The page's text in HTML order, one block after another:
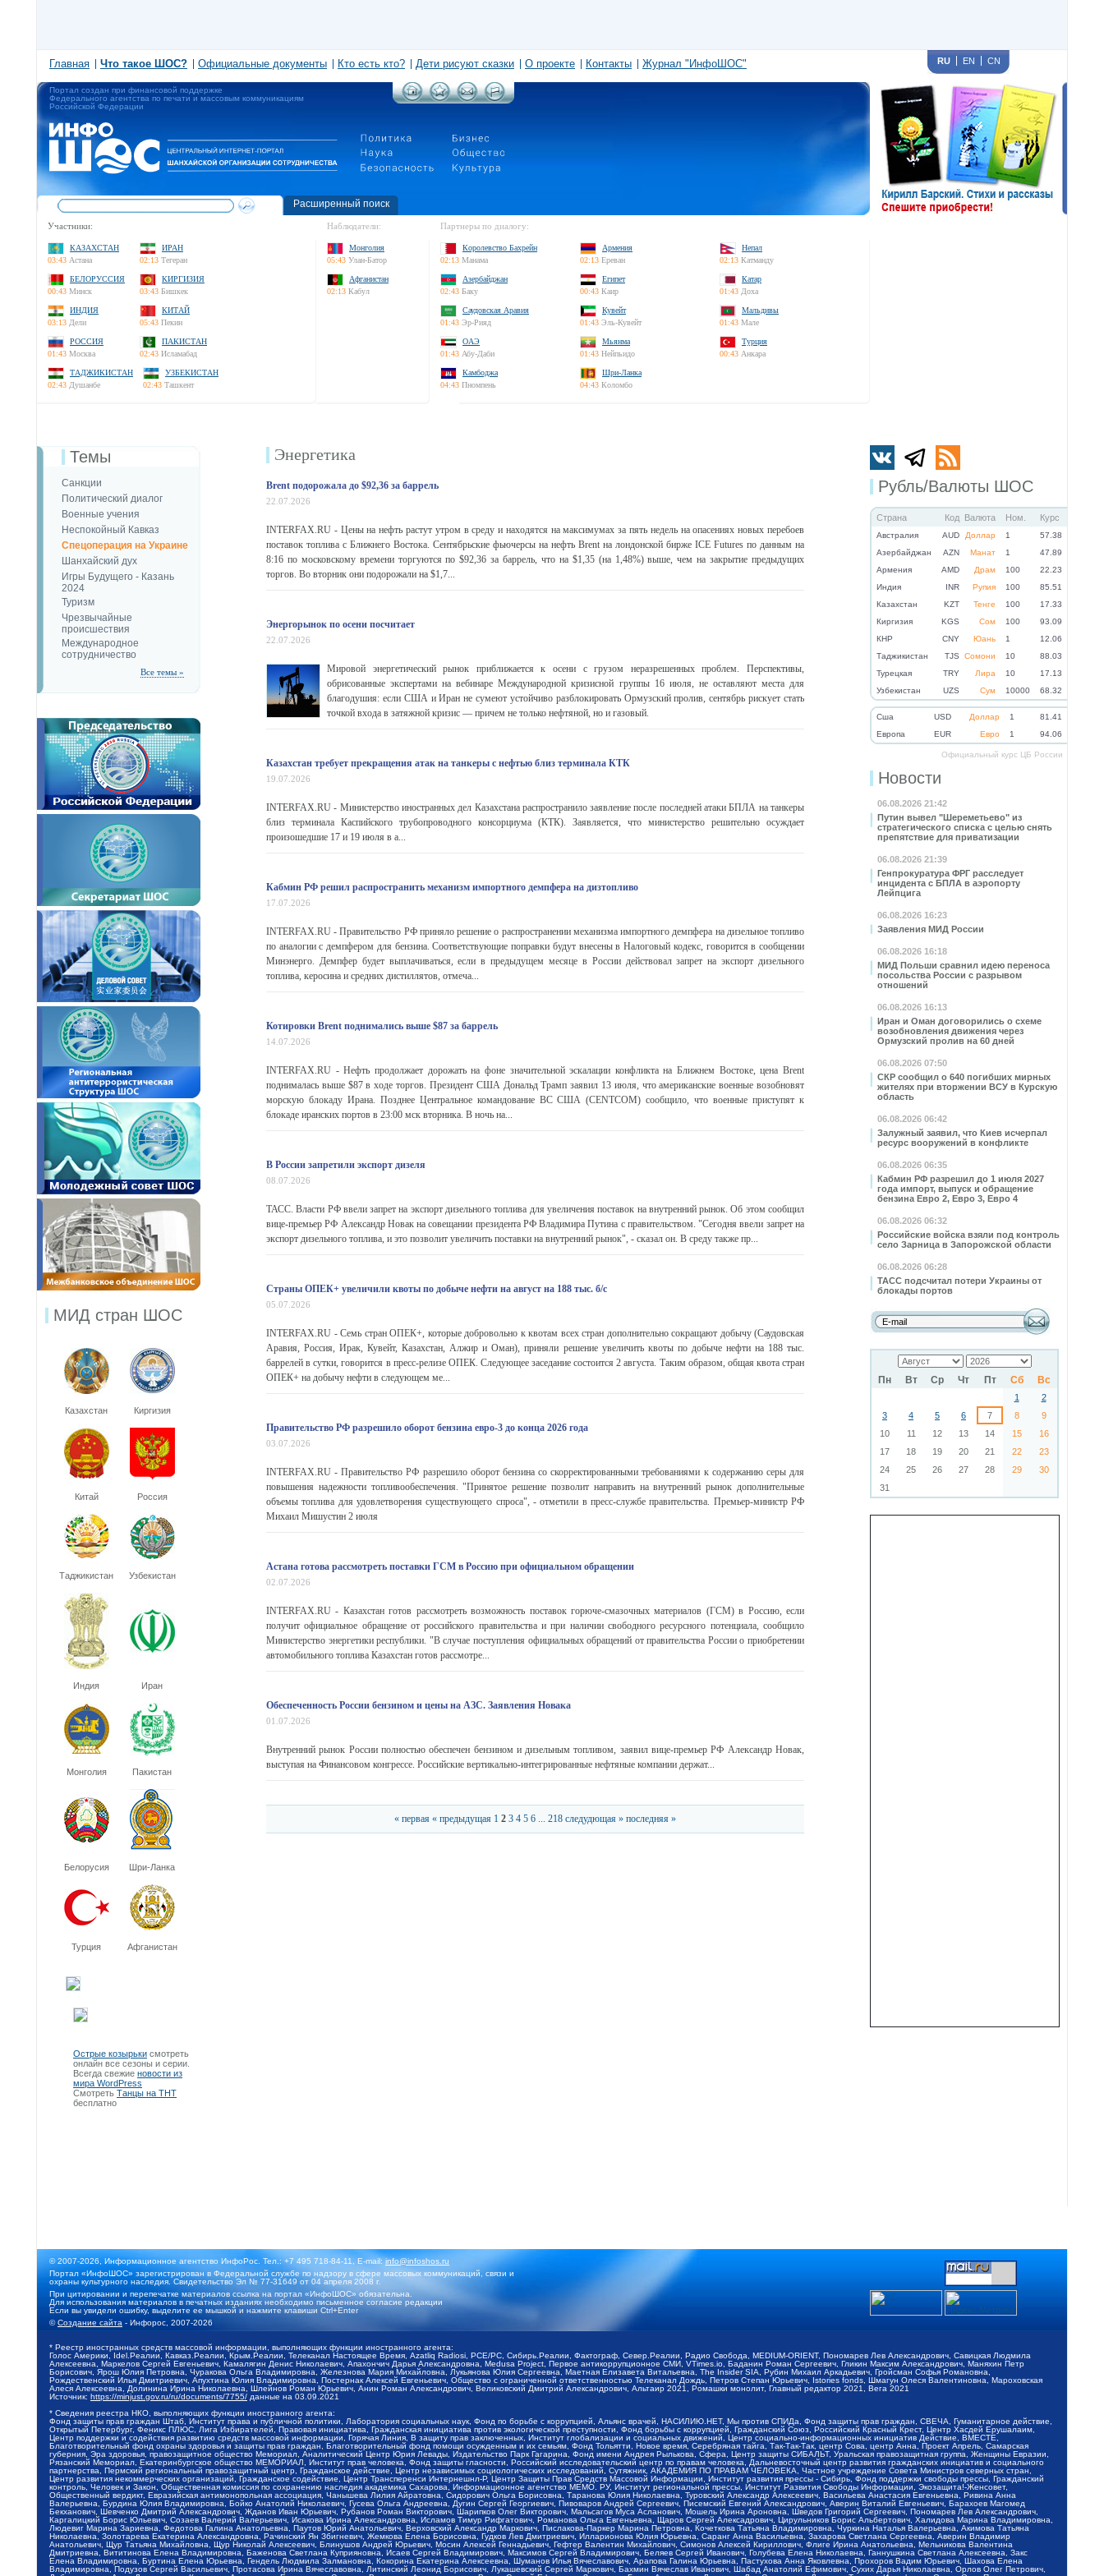
Главная Что такое ШОС? Официальные документы Кто есть кто? Дети рисуют сказки О проекте Контакты Журнал "ИнфоШОС" RU EN CN
Портал создан при финансовой поддержке
Федерального агентства по печати и массовым коммуникациям
Российской Федерации
Расширенный поиск
Участники:
КАЗАХСТАН
03:43 Астана
ИРАН
02:13 Тегеран
БЕЛОРУССИЯ
00:43 Минск
КИРГИЗИЯ
03:43 Бишкек
ИНДИЯ
03:13 Дели
КИТАЙ
05:43 Пекин
РОССИЯ
01:43 Москва
ПАКИСТАН
02:43 Исламабад
ТАДЖИКИСТАН
02:43 Душанбе
УЗБЕКИСТАН
02:43 Ташкент
Наблюдатели:
Монголия
05:43 Улан-Батор
Афганистан
02:13 Кабул
Партнеры по диалогу:
Королевство Бахрейн
02:13 Манама
Армения
02:13 Ереван
Непал
02:13 Катманду
Азербайджан
02:43 Баку
Египет
00:43 Каир
Катар
01:43 Доха
Саудовская Аравия
01:43 Эр-Рияд
Кувейт
01:43 Эль-Кувейт
Мальдивы
01:43 Мале
ОАЭ
01:43 Абу-Даби
Мьянма
01:43 Нейпьидо
Турция
00:43 Анкара
Камбоджа
04:43 Пномпень
Шри-Ланка
04:43 Коломбо
Рубль/Валюты ШОС
Страна Код Валюта Ном. Курс
Австралия AUD Доллар 1
57.38
Азербайджан
AZN Манат 1
47.89
Армения
AMD Драм 100
22.23
Индия
INR Рупия 100
85.51
Казахстан
KZT Тенге 100
17.33
Киргизия
KGS Сом 100
93.09
КНР
CNY Юань 1
12.06
Таджикистан
TJS Сомони 10
88.03
Турецкая
TRY Лира 10
17.13
Узбекистан
UZS Сум 10000 68.32
Cша USD Доллар 1
81.41
Eвропа
EUR Евро 1 94.06
Официальный курс ЦБ России
Новости
06.08.2026 21:42
Путин вывел "Шереметьево" из
стратегического списка с целью снять
препятствие для приватизации
06.08.2026 21:39
Генпрокуратура ФРГ расследует
инцидента с БПЛА в аэропорту
Лейпцига
06.08.2026 16:23
Заявления МИД России
06.08.2026 16:18
МИД Польши сравнил идею переноса
посольства России с разрывом
отношений
06.08.2026 16:13
Иран и Оман договорились о схеме
возобновления движения через
Ормузский пролив на 60 дней
06.08.2026 07:50
СКР сообщил о 640 погибших мирных
жителях при вторжении ВСУ в Курскую
область
06.08.2026 06:42
Залужный заявил, что Киев исчерпал
ресурс вооружений в конфликте
06.08.2026 06:35
Кабмин РФ разрешил до 1 июля 2027
года импорт, выпуск и обращение
бензина Евро 2, Евро 3, Евро 4
06.08.2026 06:32
Российские войска взяли под контроль
село Зарница в Запорожской области
06.08.2026 06:28
ТАСС подсчитал потери Украины от
блокады портов
Пн Вт Ср Чт Пт Сб Вс
1
2
3
4 5 6 7 8
9
10
11 12 13 14 15
16
17
18 19 20 21 22
23
24
25 26 27 28 29
30
31
Темы
Санкции
Политический диалог
Военные учения
Неспокойный Кавказ
Спецоперация на Украине
Шанхайский дух
Игры Будущего - Казань
2024
Туризм
Чрезвычайные
происшествия
Международное
сотрудничество
Все темы »
МИД стран ШОС
Казахстан Киргизия
Китай Россия
Таджикистан Узбекистан
Индия Иран
Монголия Пакистан
Белорусия Шри-Ланка
Турция Афганистан
Острые козырьки смотреть
онлайн все сезоны и серии.
Всегда свежие новости из
мира WordPress
Смотреть Танцы на ТНТ
бесплатно
Энергетика
Brent подорожала до $92,36 за баррель
22.07.2026
INTERFAX.RU - Цены на нефть растут утром в среду и находятся на максимумах за пять недель на опасениях новых перебоев
поставок топлива с Ближнего Востока. Сентябрьские фьючерсы на нефть Brent на лондонской бирже ICE Futures по данным на
8:16 по московскому времени торгуются по $92,36 за баррель, что на $1,35 (на 1,48%) выше, чем на закрытие предыдущих
торгов. Во вторник они подорожали на $1,7...
Энергорынок по осени посчитает
22.07.2026
Мировой энергетический рынок приближается к осени с грузом неразрешенных проблем. Перспективы,
обрисованные экспертами на вебинаре Международной кризисной группы 16 июля, не оставляют места для
благодушия: если США и Иран не сумеют устойчиво разблокировать Ормузский пролив, сентябрь рискует стать
точкой входа в затяжной кризис — причем не только нефтяной, но и газовый.
Казахстан требует прекращения атак на танкеры с нефтью близ терминала КТК
19.07.2026
INTERFAX.RU - Министерство иностранных дел Казахстана распространило заявление после последней атаки БПЛА на танкеры
близ терминала Каспийского трубопроводного консорциума (КТК). Заявляется, что министерство решительно осуждает
произошедшие 17 и 19 июля в а...
Кабмин РФ решил распространить механизм импортного демпфера на дизтопливо
17.07.2026
INTERFAX.RU - Правительство РФ приняло решение о распространении механизма импортного демпфера на дизельное топливо
по аналогии с демпфером для бензина. Соответствующие поправки будут внесены в Налоговый кодекс, говорится в сообщении
Минэнерго. Демпфер будет выплачиваться, если в предыдущем месяце в России действовал запрет на экспорт дизельного
топлива, керосина и средних дистиллятов, отмеча...
Котировки Brent поднимались выше $87 за баррель
14.07.2026
INTERFAX.RU - Нефть продолжает дорожать на фоне значительной эскалации конфликта на Ближнем Востоке, цена Brent
поднималась выше $87 в ходе торгов. Президент США Дональд Трамп заявил 13 июля, что американские военные возобновят
морскую блокаду Ирана. Позднее Центральное командование ВС США (CENTCOM) сообщило, что военные приступят к
блокаде иранских портов в 23:00 мск вторника. В ночь на...
В России запретили экспорт дизеля
08.07.2026
ТАСС. Власти РФ ввели запрет на экспорт дизельного топлива для увеличения поставок на внутренний рынок. Об этом сообщил
вице-премьер РФ Александр Новак на совещании президента РФ Владимира Путина с правительством. "Сегодня ввели запрет на
экспорт дизельного топлива, и это позволит увеличить поставки на внутренний рынок", - сказал он. В среду также пр...
Страны ОПЕК+ увеличили квоты по добыче нефти на август на 188 тыс. б/с
05.07.2026
INTERFAX.RU - Семь стран ОПЕК+, которые добровольно к квотам всех стран дополнительно сокращают добычу (Саудовская
Аравия, Россия, Ирак, Кувейт, Казахстан, Алжир и Оман), приняли решение увеличить квоты по добыче нефти на 188 тыс.
баррелей в сутки, говорится в пресс-релизе ОПЕК. Следующее заседание состоится 2 августа. Таким образом, общая квота стран
ОПЕК+ на добычу нефти в следующем ме...
Правительство РФ разрешило оборот бензина евро-3 до конца 2026 года
03.07.2026
INTERFAX.RU - Правительство РФ разрешило оборот бензина со скорректированными требованиями к содержанию серы для
повышения надежности топливообеспечения. "Принятое решение позволит направить на внутренний рынок дополнительные
объемы топлива для удовлетворения существующего спроса", - отметили в пресс-службе правительства. Премьер-министр РФ
Михаил Мишустин 2 июля
Астана готова рассмотреть поставки ГСМ в Россию при официальном обращении
02.07.2026
INTERFAX.RU - Казахстан готов рассмотреть возможность поставок горюче-смазочных материалов (ГСМ) в Россию, если
получит официальное обращение от российского правительства и при наличии свободного ресурсного потенциала, сообщило
Министерство энергетики республики. "В случае поступления официальных обращений от правительства России о приобретении
автомобильного топлива Казахстан готов рассмотре...
Обеспеченность России бензином и цены на АЗС. Заявления Новака
01.07.2026
Внутренний рынок России полностью обеспечен бензином и дизельным топливом, заявил вице-премьер РФ Александр Новак,
выступая на Финансовом конгрессе. Российские вертикально-интегрированные нефтяные компании держат...
« первая « предыдущая 1 2 3 4 5 6 ... 218 следудющая » последняя »
© 2007-2026, Информационное агентство ИнфоРос. Тел.: +7 495 718-84-11, E-mail:info@infoshos.ru
Портал «ИнфоШОС» зарегистрирован в Федеральной службе по надзору в сфере массовых коммуникаций, связи и
охраны культурного наследия. Свидетельство Эл № 77-31649 от 04 апреля 2008 г.
При цитировании и перепечатке материалов ссылка на портал «ИнфоШОС» обязательна.
Для использования материалов в печатных изданиях необходимо письменное согласие редакции
Если вы увидели ошибку, выделите ее мышкой и нажмите клавиши Ctrl+Enter
©Создание сайта - Инфорос, 2007-2026
* Реестр иностранных средств массовой информации, выполняющих функции иностранного агента:
Голос Америки, Idel.Реалии, Кавказ.Реалии, Крым.Реалии, Телеканал Настоящее Время, Azatliq Radiosi, PCE/PC, Сибирь.Реалии, Фактограф, Север.Реалии, Радио Свобода, MEDIUM-ORIENT, Пономарев Лев Александрович, Савицкая Людмила
Алексеевна, Маркелов Сергей Евгеньевич, Камалягин Денис Николаевич, Апахончич Дарья Александровна, Medusa Project, Первое антикоррупционное СМИ, VTimes.io, Баданин Роман Сергеевич, Гликин Максим Александрович, Маняхин Петр
Борисович, Ярош Юлия Петровна, Чуракова Ольга Владимировна, Железнова Мария Михайловна, Лукьянова Юлия Сергеевна, Маетная Елизавета Витальевна, The Insider SIA, Рубин Михаил Аркадьевич, Гройсман Софья Романовна,
Рождественский Илья Дмитриевич, Апухтина Юлия Владимировна, Постернак Алексей Евгеньевич, Общество с ограниченной ответственностью Телеканал Дождь, Петров Степан Юрьевич, Istories fonds, Шмагун Олеся Валентиновна, Мароховская
Алеся Алексеевна, Долинина Ирина Николаевна, Шлейнов Роман Юрьевич, Анин Роман Александрович, Великовский Дмитрий Александрович, Альтаир 2021, Ромашки монолит, Главный редактор 2021, Вега 2021
Источник: https://minjust.gov.ru/ru/documents/7755/ данные на 03.09.2021
* Сведения реестра НКО, выполняющих функции иностранного агента:
Фонд защиты прав граждан Штаб, Институт права и публичной политики, Лаборатория социальных наук, Фонд по борьбе с коррупцией, Альянс врачей, НАСИЛИЮ.НЕТ, Мы против СПИДа, Фонд защиты прав граждан, СВЕЧА, Гуманитарное действие,
Открытый Петербург, Феникс ПЛЮС, Лига Избирателей, Правовая инициатива, Гражданская инициатива против экологической преступности, Фонд борьбы с коррупцией, Гражданский Союз, Российский Красный Крест, Центр Хасдей Ерушалаим,
Центр поддержки и содействия развитию средств массовой информации, Горячая Линия, В защиту прав заключенных, Институт глобализации и социальных движений, Центр социально-информационных инициатив Действие, ВМЕСТЕ,
Благотворительный фонд охраны здоровья и защиты прав граждан, Благотворительный фонд помощи осужденным и их семьям, Фонд Тольятти, Новое время, Серебряная тайга, Так-Так-Так, центр Сова, центр Анна, Проект Апрель, Самарская
губерния, Эра здоровья, правозащитное общество Мемориал, Аналитический Центр Юрия Левады, Издательство Парк Гагарина, Фонд имени Андрея Рылькова, Сфера, Центр защиты СИБАЛЬТ, Уральская правозащитная группа, Женщины Евразии,
Рязанский Мемориал, Екатеринбургское общество МЕМОРИАЛ, Институт прав человека, Фонд защиты гласности, Российский исследовательский центр по правам человека, Дальневосточный центр развития гражданских инициатив и социального
партнерства, Пермский региональный правозащитный центр, Гражданское действие, Центр независимых социологических исследований, Сутяжник, АКАДЕМИЯ ПО ПРАВАМ ЧЕЛОВЕКА, Частное учреждение Совета Министров северных стран,
Центр развития некоммерческих организаций, Гражданское содействие, Центр Трансперенси Интернешнл-Р, Центр Защиты Прав Средств Массовой Информации, Институт развития прессы - Сибирь, Фонд поддержки свободы прессы, Гражданский
контроль, Человек и Закон, Общественная комиссия по сохранению наследия академика Сахарова, Информационное агентство МЕМО. РУ, Институт региональной прессы, Институт Развития Свободы Информации, Экозащита!-Женсовет,
Общественный вердикт, Евразийская антимонопольная ассоциация, Чанышева Лилия Айратовна, Сидорович Ольга Борисовна, Таранова Юлия Николаевна, Туровский Александр Алексеевич, Васильева Анастасия Евгеньевна, Ривина Анна
Валерьевна, Бурдина Юлия Владимировна, Бойко Анатолий Николаевич, Гусева Ольга Андреевна, Дугин Сергей Георгиевич, Пивоваров Андрей Сергеевич, Писемский Евгений Александрович, Аверин Виталий Евгеньевич, Барахоев Магомед
Бекханович, Шевченко Дмитрий Александрович, Жданов Иван Юрьевич, Рубанов Роман Викторович, Шарипков Олег Викторович, Мальсагов Муса Асланович, Мошель Ирина Ароновна, Шведов Григорий Сергеевич, Пономарев Лев Александрович,
Каргалицкий Борис Юльевич, Созаев Валерий Валерьевич, Исакова Ирина Александровна, Исламов Тимур Рифгатович, Романова Ольга Евгеньевна, Щаров Сергей Алексадрович, Цирульников Борис Альбертович, Халидова Марина Владимировна,
Людевиг Марина Зариевна, Федотова Галина Анатольевна, Паутов Юрий Анатольевич, Верховский Александр Маркович, Пислакова-Паркер Марина Петровна, Кочеткова Татьяна Владимировна, Чуркина Наталья Валерьевна, Акимова Татьяна
Николаевна, Золотарева Екатерина Александровна, Рачинский Ян Збигневич, Жемкова Елена Борисовна, Гудков Лев Дмитриевич, Илларионова Юлия Юрьевна, Саранг Анна Васильевна, Захарова Светлана Сергеевна, Аверин Владимир
Анатольевич, Щур Татьяна Михайловна, Щур Николай Алексеевич, Блинушов Андрей Юрьевич, Мосин Алексей Геннадьевич, Гефтер Валентин Михайлович, Симонов Алексей Кириллович, Флиге Ирина Анатольевна, Мельникова Валентина
Дмитриевна, Вититинова Елена Владимировна, Баженова Светлана Куприяновна, Исаев Сергей Владимирович, Максимов Сергей Владимирович, Беляев Сергей Иванович, Голубева Елена Николаевна, Ганнушкина Светлана Алексеевна, Закс
Елена Владимировна, Буртина Елена Юрьевна, Гендель Людмила Залмановна, Кокорина Екатерина Алексеевна, Шуманов Илья Вячеславович, Арапова Галина Юрьевна, Пастухова Анна Яковлевна, Прохоров Вадим Юрьевич, Шахова Елена
Владимировна, Подузов Сергей Васильевич, Протасова Ирина Вячеславовна, Литинский Леонид Борисович, Лукашевский Сергей Маркович, Бахмин Вячеслав Иванович, Шабад Анатолий Ефимович, Сухих Дарья Николаевна, Орлов Олег Петрович,